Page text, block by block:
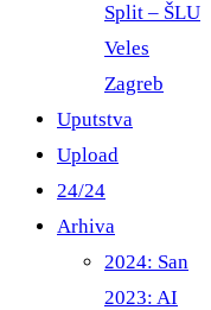
Split – ŠLU
Veles
Zagreb
Uputstva
Upload
24/24
Arhiva
2024: San
2023: AI